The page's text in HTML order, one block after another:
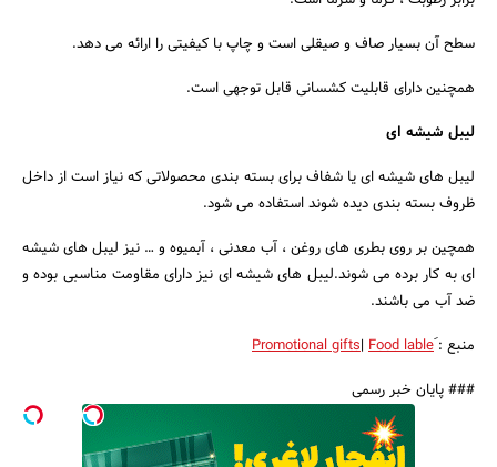
سطح آن بسیار صاف و صیقلی است و چاپ با کیفیتی را ارائه می دهد.
همچنین دارای قابلیت کشسانی قابل توجهی است.
لیبل شیشه ای
لیبل های شیشه ای یا شفاف برای بسته بندی محصولاتی که نیاز است از داخل
ظروف بسته بندی دیده شوند استفاده می شود.
همچین بر روی بطری های روغن ، آب معدنی ، آبمیوه و … نیز لیبل های شیشه
ای به کار برده می شوند.لیبل های شیشه ای نیز دارای مقاومت مناسبی بوده و
ضد آب می باشند.
منبع : َ
Promotional gifts| Food lable
### پایان خبر رسمی